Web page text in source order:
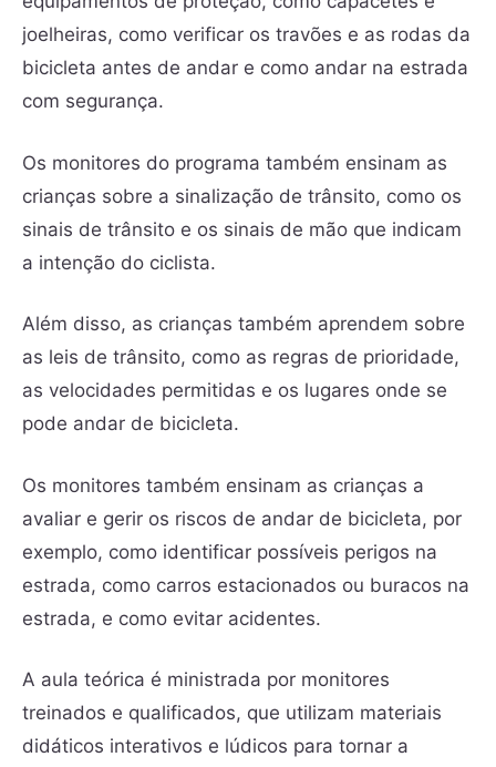
joelheiras, como verificar os travões e as rodas da
bicicleta antes de andar e como andar na estrada
com segurança.
Os monitores do programa também ensinam as
crianças sobre a sinalização de trânsito, como os
sinais de trânsito e os sinais de mão que indicam
a intenção do ciclista.
Além disso, as crianças também aprendem sobre
as leis de trânsito, como as regras de prioridade,
as velocidades permitidas e os lugares onde se
pode andar de bicicleta.
Os monitores também ensinam as crianças a
avaliar e gerir os riscos de andar de bicicleta, por
exemplo, como identificar possíveis perigos na
estrada, como carros estacionados ou buracos na
estrada, e como evitar acidentes.
A aula teórica é ministrada por monitores
treinados e qualificados, que utilizam materiais
didáticos interativos e lúdicos para tornar a